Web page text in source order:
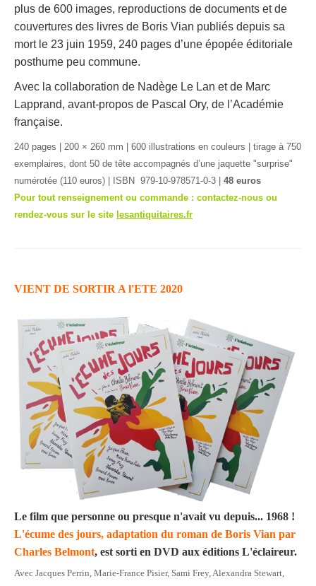
plus de 600 images, reproductions de documents et de
couvertures des livres de Boris Vian publiés depuis sa
mort le 23 juin 1959, 240 pages d’une épopée éditoriale
posthume peu commune.
Avec la collaboration de Nadège Le Lan et de Marc
Lapprand, avant-propos de Pascal Ory, de l’Académie
française.
240 pages | 200 × 260 mm | 600 illustrations en couleurs | tirage à 750
exemplaires, dont 50 de tête accompagnés d’une jaquette "surprise"
numérotée (110 euros) | ISBN 979-10-978571-0-3 | 48 euros
Pour tout renseignement ou commande : contactez-nous ou
rendez-vous sur le site lesantiquitaires.fr
VIENT DE SORTIR A l'ETE 2020
Le film que personne ou presque n'avait vu depuis... 1968 !
L'écume des jours, adaptation du roman de Boris Vian par
Charles Belmont, est sorti en DVD aux éditions L'éclaireur.
Avec Jacques Perrin, Marie-France Pisier, Sami Frey, Alexandra Stewart,